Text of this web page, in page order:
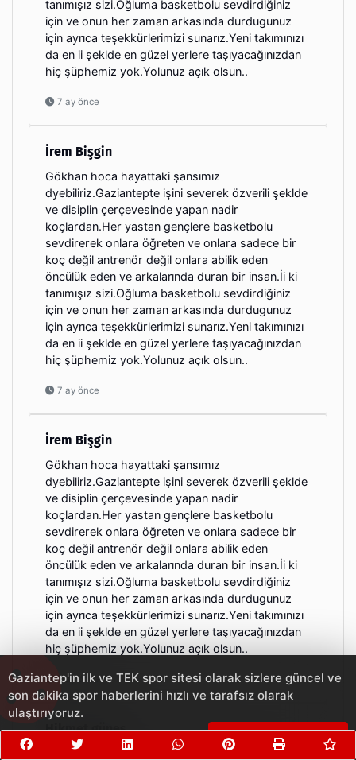
tanımışız sizi.Oğluma basketbolu sevdirdiğiniz
için ve onun her zaman arkasında durdugunuz
için ayrıca teşekkürlerimizi sunarız.Yeni takımınızı
da en ii şeklde en güzel yerlere taşıyacağınızdan
hiç şüphemiz yok.Yolunuz açık olsun..
7 ay önce
İrem Bişgin
Gökhan hoca hayattaki şansımız
dyebiliriz.Gaziantepte işini severek özverili şeklde
ve disiplin çerçevesinde yapan nadir
koçlardan.Her yastan gençlere basketbolu
sevdirerek onlara öğreten ve onlara sadece bir
koç değil antrenör değil onlara abilik eden
öncülük eden ve arkalarında duran bir insan.İi ki
tanımışız sizi.Oğluma basketbolu sevdirdiğiniz
için ve onun her zaman arkasında durdugunuz
için ayrıca teşekkürlerimizi sunarız.Yeni takımınızı
da en ii şeklde en güzel yerlere taşıyacağınızdan
hiç şüphemiz yok.Yolunuz açık olsun..
7 ay önce
İrem Bişgin
Gökhan hoca hayattaki şansımız
dyebiliriz.Gaziantepte işini severek özverili şeklde
ve disiplin çerçevesinde yapan nadir
koçlardan.Her yastan gençlere basketbolu
sevdirerek onlara öğreten ve onlara sadece bir
koç değil antrenör değil onlara abilik eden
öncülük eden ve arkalarında duran bir insan.İi ki
tanımışız sizi.Oğluma basketbolu sevdirdiğiniz
için ve onun her zaman arkasında durdugunuz
için ayrıca teşekkürlerimizi sunarız.Yeni takımınızı
da en ii şeklde en güzel yerlere taşıyacağınızdan
hiç şüphemiz yok.Yolunuz açık olsun..
7 ay önce
Hikmet güneş
Bizim çocuklarin basketbolu sevmesinde ve
Gaziantep'in ilk ve TEK spor sitesi olarak sizlere güncel ve
son dakika spor haberlerini hızlı ve tarafsız olarak
ulaştırıyoruz.
Çerezleri Kabul Et